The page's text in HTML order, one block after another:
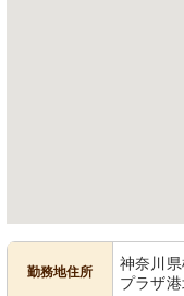
勤務地住所
神奈川
プラザ